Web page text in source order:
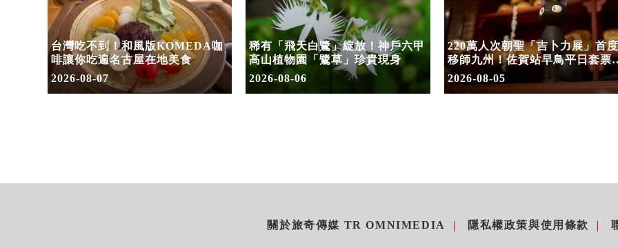
台灣吃不到！和風版KOMEDA咖
啡讓你吃遍名古屋在地美食
2026-08-07
稀有「飛天白鷺」綻放！神戶六甲
高山植物園「鷺草」珍貴現身
2026-08-06
220萬人次朝聖「吉卜力展」首度
移師九州！佐賀站早鳥平日套票
8/10搶先開賣
2026-08-05
關於旅奇傳媒 TR OMNIMEDIA 隱私權政策與使用條款